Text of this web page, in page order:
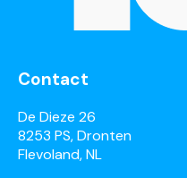
Contact
De Dieze 26
8253 PS, Dronten
Flevoland, NL